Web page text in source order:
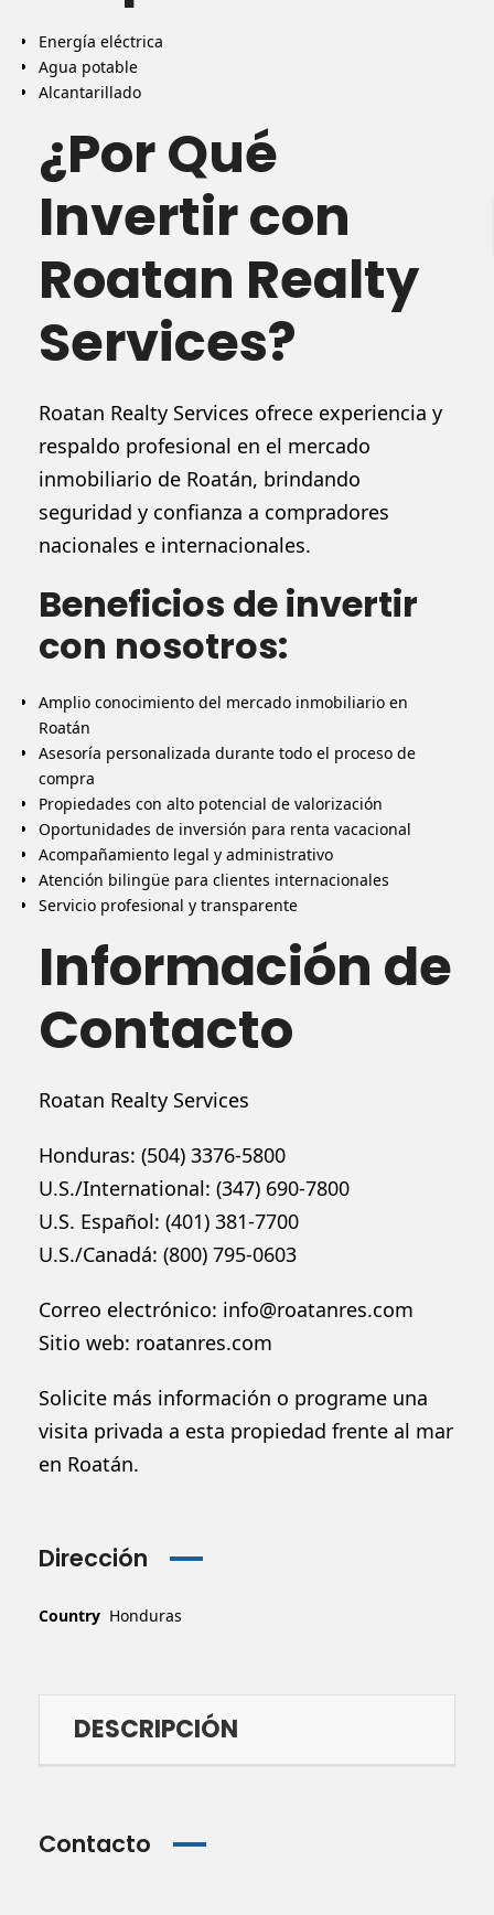
Energía eléctrica
Agua potable
Alcantarillado
¿Por Qué
Invertir con
Roatan Realty
Services?
Roatan Realty Services ofrece experiencia y
respaldo profesional en el mercado
inmobiliario de Roatán, brindando
seguridad y confianza a compradores
nacionales e internacionales.
Beneficios de invertir
con nosotros:
Amplio conocimiento del mercado inmobiliario en
Roatán
Asesoría personalizada durante todo el proceso de
compra
Propiedades con alto potencial de valorización
Oportunidades de inversión para renta vacacional
Acompañamiento legal y administrativo
Atención bilingüe para clientes internacionales
Servicio profesional y transparente
Información de
Contacto
Roatan Realty Services
Honduras: (504) 3376-5800
U.S./International: (347) 690-7800
U.S. Español: (401) 381-7700
U.S./Canadá: (800) 795-0603
Correo electrónico: info@roatanres.com
Sitio web: roatanres.com
Solicite más información o programe una
visita privada a esta propiedad frente al mar
en Roatán.
Dirección
Country Honduras
DESCRIPCIÓN
Contacto